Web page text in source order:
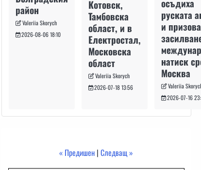
район
Valeriia Skorych
2026-08-06 18:10
Котовск,
Тамбовска
област, и в
Електростал,
Московска
област
Valeriia Skorych
2026-07-18 13:56
осъдиха
руската
и
натиск
Москва
Valeriia
2026-07-16
« Предишен |Следващ »